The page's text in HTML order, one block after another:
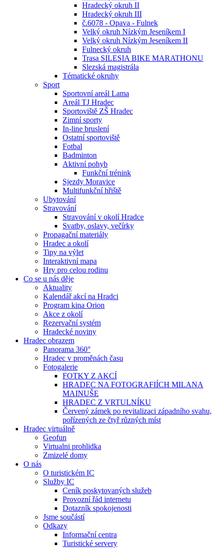
Hradecký okruh II
Hradecký okruh III
č.6078 - Opava - Fulnek
Velký okruh Nízkým Jeseníkem I
Velký okruh Nízkým Jeseníkem II
Fulnecký okruh
Trasa SILESIA BIKE MARATHONU
Slezská magistrála
Tématické okruhy
Sport
Sportovní areál Lama
Areál TJ Hradec
Sportoviště ZŠ Hradec
Zimní sporty
In-line bruslení
Ostatní sportoviště
Fotbal
Badminton
Aktivní pohyb
Funkční trénink
Sjezdy Moravice
Multifunkční hřiště
Ubytování
Stravování
Stravování v okolí Hradce
Svatby, oslavy, večírky
Propagační materiály
Hradec a okolí
Tipy na výlet
Interaktivní mapa
Hry pro celou rodinu
Co se u nás děje
Aktuality
Kalendář akcí na Hradci
Program kina Orion
Akce z okolí
Rezervační systém
Hradecké noviny
Hradec obrazem
Panorama 360°
Hradec v proměnách času
Fotogalerie
FOTKY Z AKCÍ
HRADEC NA FOTOGRAFIÍCH MILANA
MAINUŠE
HRADEC Z VRTULNÍKU
Červený zámek po revitalizaci západního svahu,
pořízených ze čtyř různých míst
Hradec virtuálně
Geofun
Virtualni prohlidka
Zmizelé domy
O nás
O turistickém IC
Služby IC
Ceník poskytovaných služeb
Provozní řád internetu
Dotazník spokojenosti
Jsme součástí
Odkazy
Informační centra
Turistické servery